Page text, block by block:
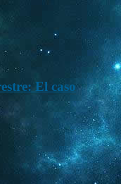
El caso